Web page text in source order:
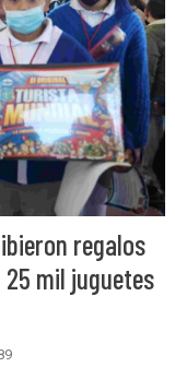
regalos
25 mil juguetes